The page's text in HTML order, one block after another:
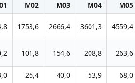
M02
M03
M04
M05
1753,6 2666,4 3601,3 4559,4
101,8 154,6 208,8 263,6
26,4 40,0 53,9 68,0